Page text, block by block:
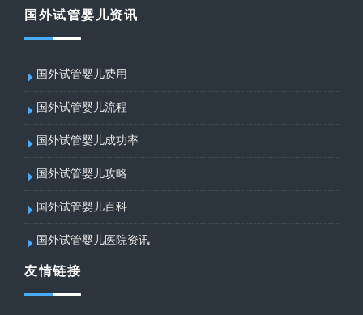
国外试管婴儿资讯
国外试管婴儿费用
国外试管婴儿流程
国外试管婴儿成功率
国外试管婴儿攻略
国外试管婴儿百科
国外试管婴儿医院资讯
友情链接